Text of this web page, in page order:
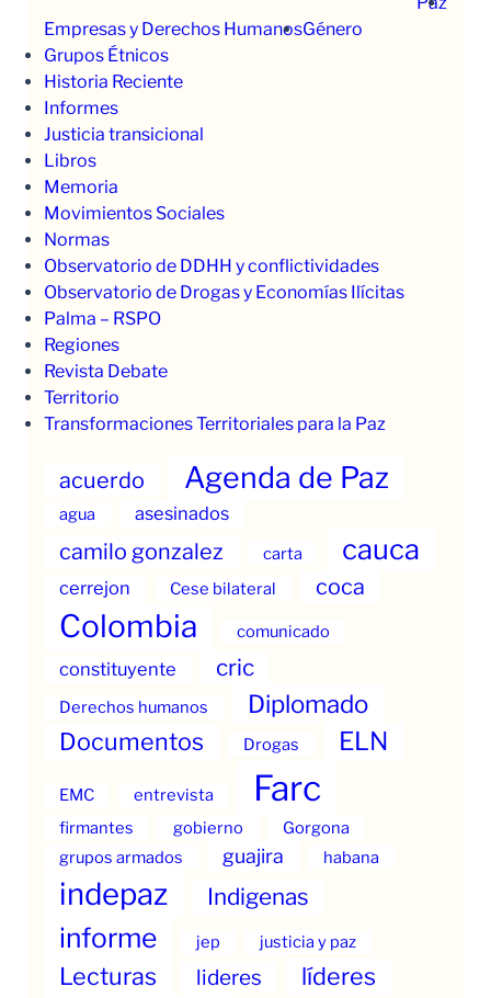
Empresas y Derechos HumanosGénero
Grupos Étnicos
Historia Reciente
Informes
Justicia transicional
Libros
Memoria
Movimientos Sociales
Normas
Observatorio de DDHH y conflictividades
Observatorio de Drogas y Economías Ilícitas
Palma – RSPO
Regiones
Revista Debate
Territorio
Transformaciones Territoriales para la Paz
acuerdo Agenda de Paz
agua asesinados
camilo gonzalez carta cauca
cerrejon Cese bilateral coca
Colombia comunicado
constituyente cric
Derechos humanos Diplomado
Documentos Drogas ELN
EMC entrevista Farc
firmantes gobierno
Gorgona
grupos armados
guajira habana
indepaz Indigenas
informe jep justicia y paz
Lecturas lideres líderes